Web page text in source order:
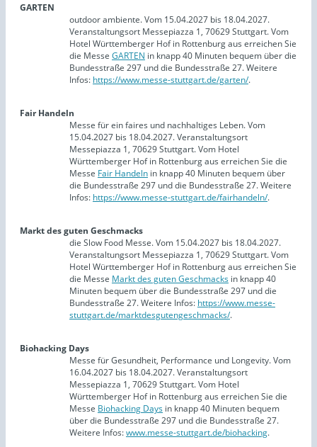
GARTEN
outdoor ambiente. Vom 15.04.2027 bis 18.04.2027.
Veranstaltungsort Messepiazza 1, 70629 Stuttgart. Vom
Hotel Württemberger Hof in Rottenburg aus erreichen Sie
die Messe GARTEN in knapp 40 Minuten bequem über die
Bundesstraße 297 und die Bundesstraße 27. Weitere
Infos: https://www.messe-stuttgart.de/garten/.
Fair Handeln
Messe für ein faires und nachhaltiges Leben. Vom
15.04.2027 bis 18.04.2027. Veranstaltungsort
Messepiazza 1, 70629 Stuttgart. Vom Hotel
Württemberger Hof in Rottenburg aus erreichen Sie die
Messe Fair Handeln in knapp 40 Minuten bequem über
die Bundesstraße 297 und die Bundesstraße 27. Weitere
Infos: https://www.messe-stuttgart.de/fairhandeln/.
Markt des guten Geschmacks
die Slow Food Messe. Vom 15.04.2027 bis 18.04.2027.
Veranstaltungsort Messepiazza 1, 70629 Stuttgart. Vom
Hotel Württemberger Hof in Rottenburg aus erreichen Sie
die Messe Markt des guten Geschmacks in knapp 40
Minuten bequem über die Bundesstraße 297 und die
Bundesstraße 27. Weitere Infos: https://www.messe-
stuttgart.de/marktdesgutengeschmacks/.
Biohacking Days
Messe für Gesundheit, Performance und Longevity. Vom
16.04.2027 bis 18.04.2027. Veranstaltungsort
Messepiazza 1, 70629 Stuttgart. Vom Hotel
Württemberger Hof in Rottenburg aus erreichen Sie die
Messe Biohacking Days in knapp 40 Minuten bequem
über die Bundesstraße 297 und die Bundesstraße 27.
Weitere Infos:www.messe-stuttgart.de/biohacking.